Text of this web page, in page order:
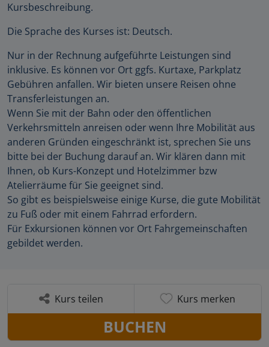
Kursbeschreibung.
Die Sprache des Kurses ist: Deutsch.
Nur in der Rechnung aufgeführte Leistungen sind
inklusive. Es können vor Ort ggfs. Kurtaxe, Parkplatz
Gebühren anfallen. Wir bieten unsere Reisen ohne
Transferleistungen an.
Wenn Sie mit der Bahn oder den öffentlichen
Verkehrsmitteln anreisen oder wenn Ihre Mobilität aus
anderen Gründen eingeschränkt ist, sprechen Sie uns
bitte bei der Buchung darauf an. Wir klären dann mit
Ihnen, ob Kurs-Konzept und Hotelzimmer bzw
Atelierräume für Sie geeignet sind.
So gibt es beispielsweise einige Kurse, die gute Mobilität
zu Fuß oder mit einem Fahrrad erfordern.
Für Exkursionen können vor Ort Fahrgemeinschaften
gebildet werden.
Kurs teilen Kurs merken
BUCHEN